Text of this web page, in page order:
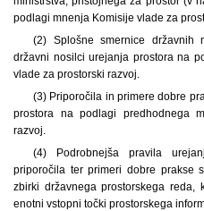
podlagi mnenja Komisije vlade za
(2) Splošne smernice državnih
državni nosilci urejanja prostora na
vlade za prostorski razvoj.
(3) Priporočila in primere dobre
prostora na podlagi predhodnega
razvoj.
(4) Podrobnejša pravila
priporočila ter primeri dobre prakse
zbirki državnega prostorskega
enotni vstopni točki prostorskega